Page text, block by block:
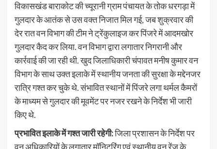
विकासखंड बाराकोट की च्यूरानी ग्राम पंचायत के तोक धरगड़ा में
गुलदार के आतंक से उस वक्त निजात मिल गई, जब शुक्रवार की
देर रात वन विभाग की टीम ने ट्रेंकुलाइज कर पिंजरे में आदमखोर
गुलदार कैद कर लिया. वन विभाग द्वारा लगातार निगरानी और
कार्रवाई की जा रही थी. खुद जिलाधिकारी चंपावत मनीष कुमार वन
विभाग के साथ उक्त इलाके में स्थानीय जनता की सुरक्षा के मद्देनजर
रात्रि गश्त कर चुके थे. संभावित स्थानों में पिंजरे लगा थर्मल कैमरों
के माध्यम से गुलदार की मूवमेंट पर नजर रखने के निर्देश भी जारी
किए थे.
प्रभावित इलाके में गश्त जारी रहेगी:जिला प्रशासन के निर्देश पर
वन अधिकारियों के लगातार मॉनिटरिंग एवं स्थानीय वन रेंज के